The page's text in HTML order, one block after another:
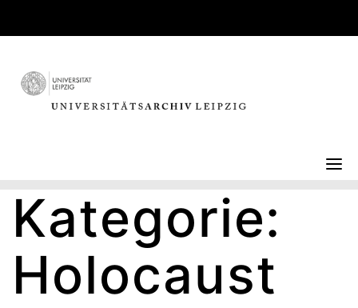
to
Kategorie:
Holocaust